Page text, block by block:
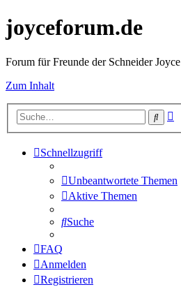
joyceforum.de
Forum für Freunde der Schneider Joyce
Zum Inhalt
Suche
Schnellzugriff
Unbeantwortete Themen
Aktive Themen
Suche
FAQ
Anmelden
Registrieren